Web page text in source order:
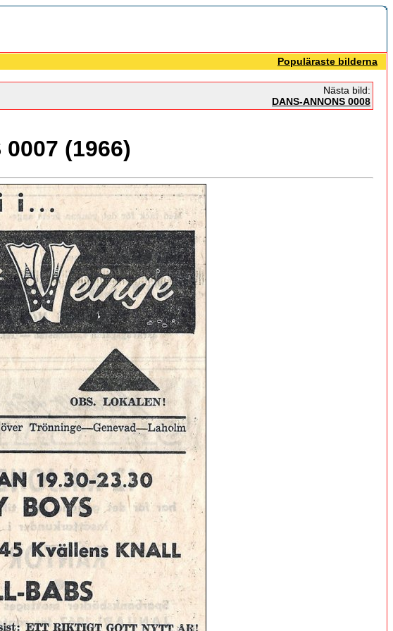
Populäraste bilderna
Nästa bild:
DANS-ANNONS 0008
0007 (1966)